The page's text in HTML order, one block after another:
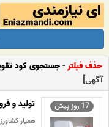
حذف فیلتر-جستجوی کود
آگهی]
17 روز پیش تولید و
همیار